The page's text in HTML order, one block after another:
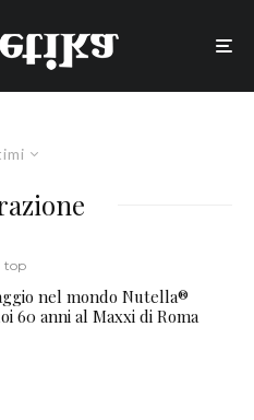
top
nel mondo Nutella®
60 anni al Maxxi di Roma